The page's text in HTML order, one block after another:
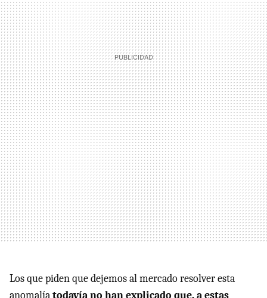
Los que piden que dejemos al mercado resolver esta
anomalía todavía no han explicado que, a estas